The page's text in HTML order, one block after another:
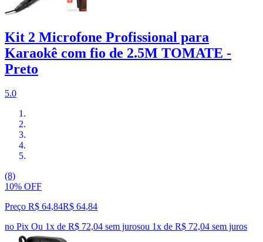
Kit 2 Microfone Profissional para
Karaokê com fio de 2.5M TOMATE -
Preto
5.0
(8)
10% OFF
Preço R$ 64,84R$ 64,84
no Pix Ou 1x de R$ 72,04 sem jurosou 1x de R$ 72,04 sem juros